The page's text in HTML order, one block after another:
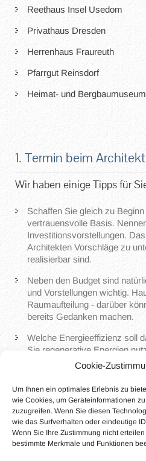
Cookie-
Um Ihnen ein optimales Erlebnis zu
wie Cookies, um Geräteinformationen
zuzugreifen. Wenn Sie diesen
wie das Surfverhalten oder eindeutige
Wenn Sie Ihre Zustimmung nicht
bestimmte Merkmale und Funktionen
Reethaus Insel Usedom
Privathaus Dresden
Herrenhaus Fraureuth
Pfarrgut Reinsdorf
Heimat- und
1. Termin beim
Wir haben einige Tipps für
Schaffen Sie gleich zu
vertrauensvolle Basis.
Investitionsvorstellungen.
Architekten Vorschläge zu
realisierbar sind.
Neben den Budget sind
und Vorstellungen wichtig.
Raumaufteilung - darüber
bereits Gedanken machen.
Welche Energieeffizienz soll
Sie regenerative Energien
Zusammenhang mit einem
Bringen Sie alle relevanten
können Lagepläne sein oder
Grundbuchauszüge. Der
der gegebenen